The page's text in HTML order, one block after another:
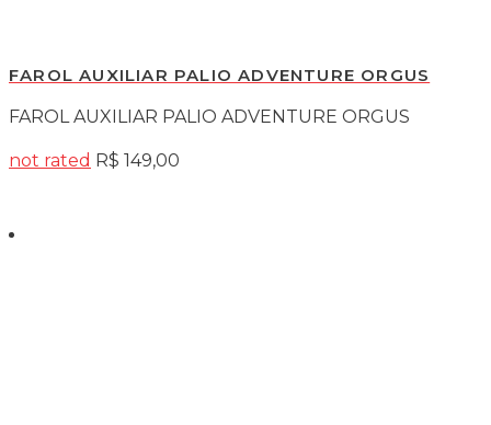
FAROL AUXILIAR PALIO ADVENTURE ORGUS
FAROL AUXILIAR PALIO ADVENTURE ORGUS
not rated R$ 149,00